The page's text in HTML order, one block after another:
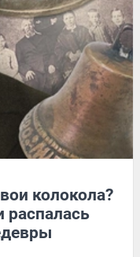
колокола?
распалась